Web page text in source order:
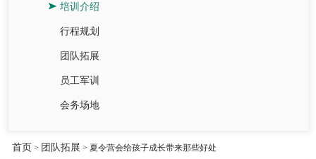
培训介绍
行程规划
团队拓展
员工军训
会务场地
首页 > 团队拓展 > 夏令营会给孩子成长带来那些好处